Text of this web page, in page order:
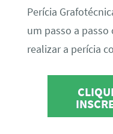
Perícia
um passo a
realizar a perícia